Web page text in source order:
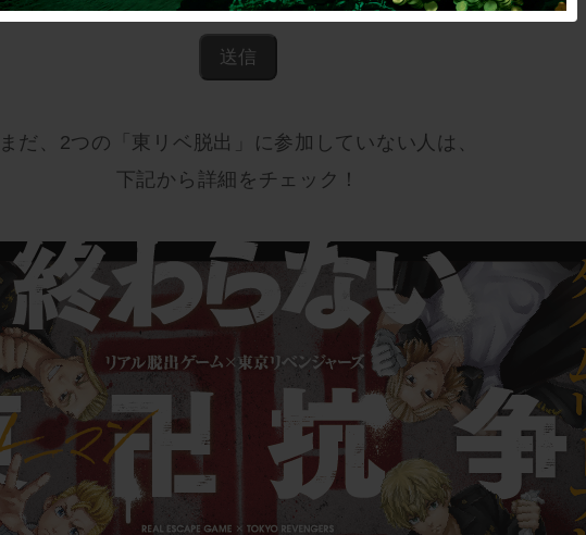
まだ、2つの「東リベ脱出」に参加していない人は、
下記から詳細をチェック！